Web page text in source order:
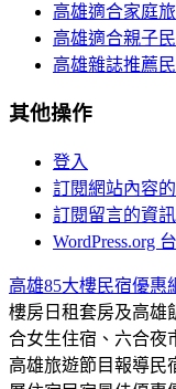
高雄適合家庭
高雄適合親子
高雄雜誌推薦
其他操作
登入
訂閱網站內容
訂閱留言的資
WordPress.org
高雄85大樓民宿優惠
樓房日租套房及高雄
合女生住宿、六合夜
高雄旅遊節目報導民